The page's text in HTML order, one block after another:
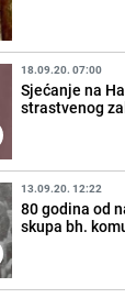
18.09.20. 07:00
Sjećanje na
strastvenog
13.09.20. 12:22
80 godina od
skupa bh.